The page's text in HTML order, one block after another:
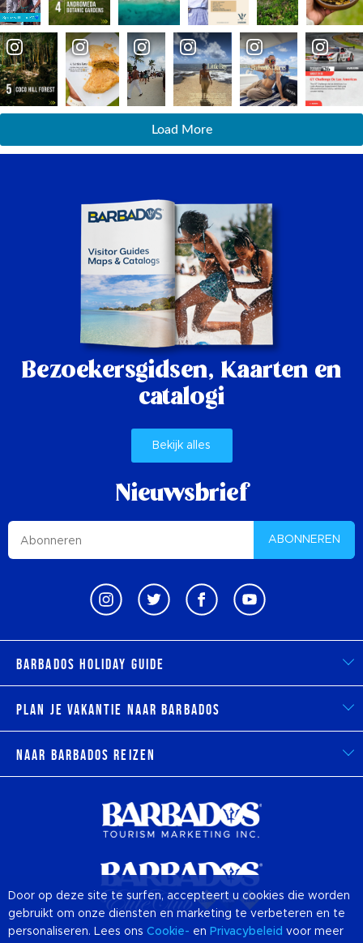
Load More
Bezoekersgidsen, Kaarten en
catalogi
Bekijk alles
Nieuwsbrief
ABONNEREN
Barbados Holiday Guide
Plan je vakantie naar Barbados
Naar Barbados reizen
Door op deze site te surfen, accepteert u cookies die worden
gebruikt om onze diensten en marketing te verbeteren en te
personaliseren. Lees ons Cookie- en Privacybeleid voor meer